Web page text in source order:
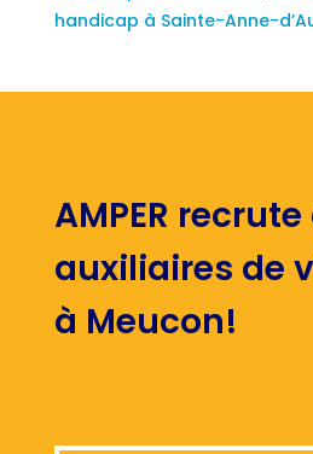
handicap à Sainte-Anne-
AMPER
auxiliaires de
à Meucon!